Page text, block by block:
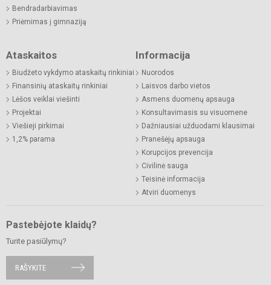
Bendradarbiavimas
Priėmimas į gimnaziją
Ataskaitos
Biudžeto vykdymo ataskaitų rinkiniai
Finansinių ataskaitų rinkiniai
Lėšos veiklai viešinti
Projektai
Viešieji pirkimai
1,2% parama
Informacija
Nuorodos
Laisvos darbo vietos
Asmens duomenų apsauga
Konsultavimasis su visuomene
Dažniausiai užduodami klausimai
Pranešėjų apsauga
Korupcijos prevencija
Civilinė sauga
Teisinė informacija
Atviri duomenys
Pastebėjote klaidų?
Turite pasiūlymų?
RAŠYKITE